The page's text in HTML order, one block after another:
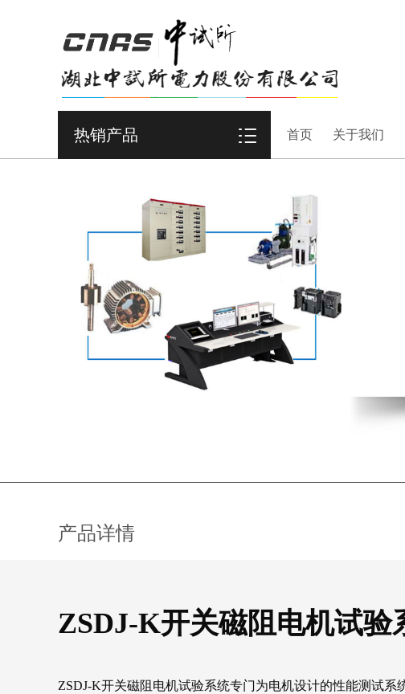
热销产品 首页 关于我们
产品详情
ZSDJ-K开关磁阻电机试验
ZSDJ-K开关磁阻电机试验系统专门为电机设计的性能测试